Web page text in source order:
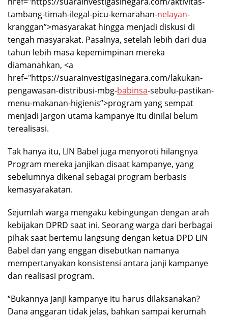
tambang-timah-ilegal-picu-kemarahan-nelayan-
kranggan”>masyarakat hingga menjadi diskusi di
tengah masyarakat. Pasalnya, setelah lebih dari dua
tahun lebih masa kepemimpinan mereka
diamanahkan, <a
href="https://suarainvestigasinegara.com/lakukan-
pengawasan-distribusi-mbg-babinsa-sebulu-pastikan-
menu-makanan-higienis”>program yang sempat
menjadi jargon utama kampanye itu dinilai belum
terealisasi.
Tak hanya itu, LIN Babel juga menyoroti hilangnya
Program mereka janjikan disaat kampanye, yang
sebelumnya dikenal sebagai program berbasis
kemasyarakatan.
Sejumlah warga mengaku kebingungan dengan arah
kebijakan DPRD saat ini. Seorang warga dari berbagai
pihak saat bertemu langsung dengan ketua DPD LIN
Babel dan yang enggan disebutkan namanya
mempertanyakan konsistensi antara janji kampanye
dan realisasi program.
“Bukannya janji kampanye itu harus dilaksanakan?
Dana anggaran tidak jelas, bahkan sampai kerumah